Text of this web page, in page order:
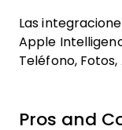
Las
Apple
Teléfono, Fotos,
Pros and